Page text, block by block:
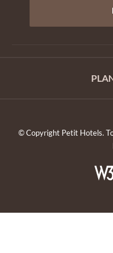
© Copyright Petit Hotels.